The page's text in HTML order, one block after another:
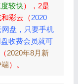
较快），2是
彩云（2020
盘，只要手机
收费会员就可
2020年8月新
）。